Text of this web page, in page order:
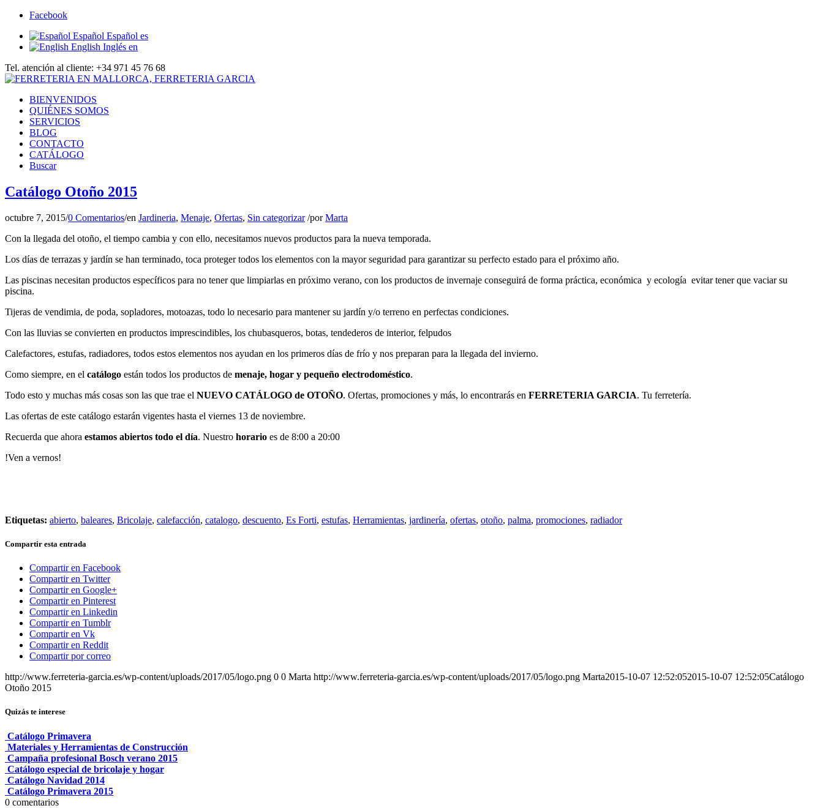
Facebook
Español Español es
English Inglés en
Tel. atención al cliente: +34 971 45 76 68
BIENVENIDOS
QUIÉNES SOMOS
SERVICIOS
BLOG
CONTACTO
CATÁLOGO
Buscar
Catálogo Otoño 2015
octubre 7, 2015/0 Comentarios/en Jardineria, Menaje, Ofertas, Sin categorizar /porMarta
Con la llegada del otoño, el tiempo cambia y con ello, necesitamos nuevos productos para la nueva temporada.
Los días de terrazas y jardín se han terminado, toca proteger todos los elementos con la mayor seguridad para garantizar su perfecto estado para el próximo año.
Las piscinas necesitan productos específicos para no tener que limpiarlas en próximo verano, con los productos de invernaje conseguirá de forma práctica, económica y ecología evitar tener que vaciar su
piscina.
Tijeras de vendimia, de poda, sopladores, motoazas, todo lo necesario para mantener su jardín y/o terreno en perfectas condiciones.
Con las lluvias se convierten en productos imprescindibles, los chubasqueros, botas, tendederos de interior, felpudos
Calefactores, estufas, radiadores, todos estos elementos nos ayudan en los primeros días de frío y nos preparan para la llegada del invierno.
Como siempre, en el catálogo están todos los productos de menaje, hogar y pequeño electrodoméstico.
Todo esto y muchas más cosas son las que trae el NUEVO CATÁLOGO de OTOÑO. Ofertas, promociones y más, lo encontrarás en FERRETERIA GARCIA. Tu ferretería.
Las ofertas de este catálogo estarán vigentes hasta el viernes 13 de noviembre.
Recuerda que ahora estamos abiertos todo el día. Nuestro horario es de 8:00 a 20:00
!Ven a vernos!
Etiquetas: abierto, baleares, Bricolaje, calefacción, catalogo, descuento, Es Forti, estufas, Herramientas, jardinería, ofertas, otoño, palma, promociones, radiador
Compartir esta entrada
Compartir en Facebook
Compartir en Twitter
Compartir en Google+
Compartir en Pinterest
Compartir en Linkedin
Compartir en Tumblr
Compartir en Vk
Compartir en Reddit
Compartir por correo
http://www.ferreteria-garcia.es/wp-content/uploads/2017/05/logo.png 0 0 Marta http://www.ferreteria-garcia.es/wp-content/uploads/2017/05/logo.png Marta2015-10-07 12:52:052015-10-07 12:52:05Catálogo
Otoño 2015
Quizás te interese
Catálogo Primavera
Materiales y Herramientas de Construcción
Campaña profesional Bosch verano 2015
Catálogo especial de bricolaje y hogar
Catálogo Navidad 2014
Catálogo Primavera 2015
0 comentarios